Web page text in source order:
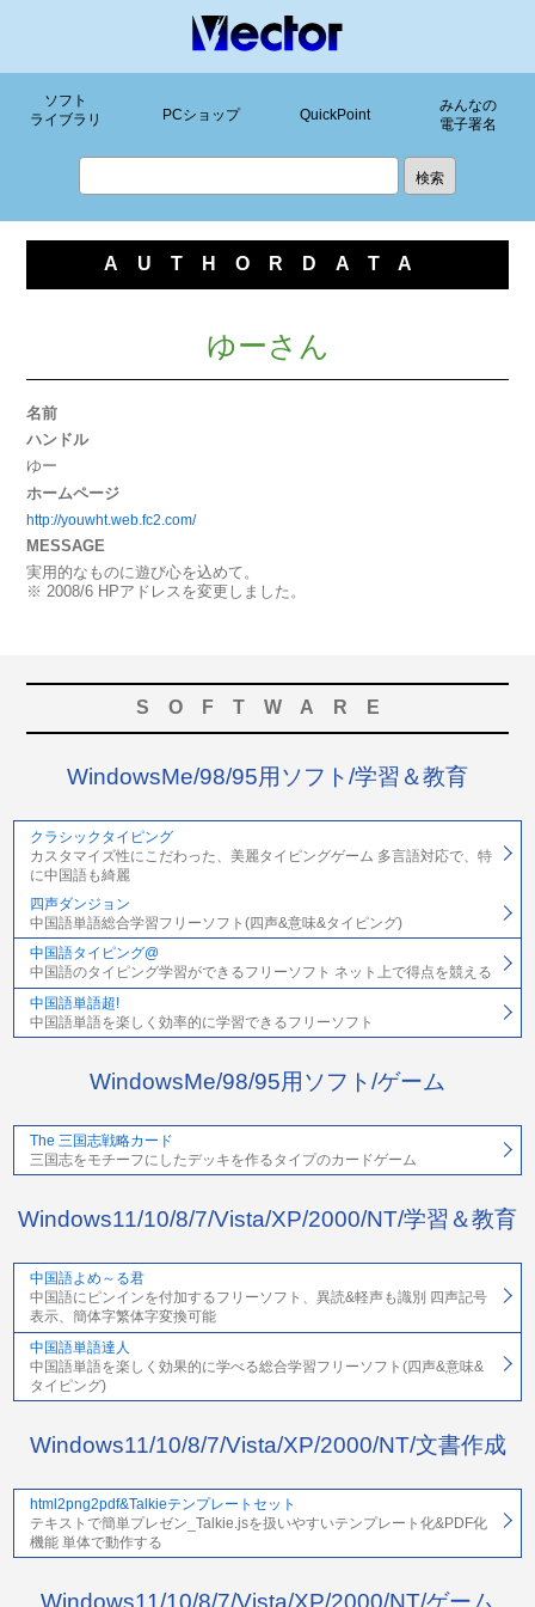
ソフト
ライブラリ
PCショップ QuickPoint
みんなの
電子署名
AUTHORDATA
ゆーさん
名前
ハンドル
ゆー
ホームページ
http://youwht.web.fc2.com/
MESSAGE
実用的なものに遊び心を込めて。
※ 2008/6 HPアドレスを変更しました。
SOFTWARE
WindowsMe/98/95用ソフト/学習＆教育
クラシックタイピング
カスタマイズ性にこだわった、美麗タイピングゲーム 多言語対応で、特
に中国語も綺麗
四声ダンジョン
中国語単語総合学習フリーソフト(四声&意味&タイピング)
中国語タイピング@
中国語のタイピング学習ができるフリーソフト ネット上で得点を競える
中国語単語超!
中国語単語を楽しく効率的に学習できるフリーソフト
WindowsMe/98/95用ソフト/ゲーム
The 三国志戦略カード
三国志をモチーフにしたデッキを作るタイプのカードゲーム
Windows11/10/8/7/Vista/XP/2000/NT/学習＆教育
中国語よめ～る君
中国語にピンインを付加するフリーソフト、異読&軽声も識別 四声記号
表示、簡体字繁体字変換可能
中国語単語達人
中国語単語を楽しく効果的に学べる総合学習フリーソフト(四声&意味&
タイピング)
Windows11/10/8/7/Vista/XP/2000/NT/文書作成
html2png2pdf&Talkieテンプレートセット
テキストで簡単プレゼン_Talkie.jsを扱いやすいテンプレート化&PDF化
機能 単体で動作する
Windows11/10/8/7/Vista/XP/2000/NT/ゲーム